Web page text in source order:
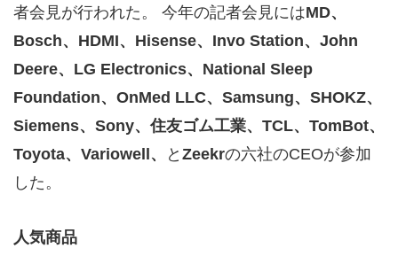
者会見が行われた。 今年の記者会見にはMD、
Bosch、 HDMI、 Hisense、 Invo Station、 John
Deere、 LG Electronics、 National Sleep
Foundation、 OnMed LLC、 Samsung、 SHOKZ、
Siemens、 Sony、住友ゴム工業、 TCL、 TomBot、
Toyota、 Variowell 、 と Zeekrの六社のCEOが参加
した。
人気商品